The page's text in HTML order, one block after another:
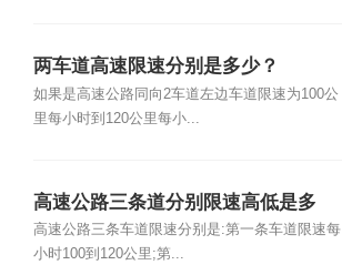
两车道高速限速分别是多少？
如果是高速公路同向2车道左边车道限速为100公
里每小时到120公里每小...
高速公路三条道分别限速高低是多
少？
高速公路三条车道限速分别是:第一条车道限速每
小时100到120公里;第...